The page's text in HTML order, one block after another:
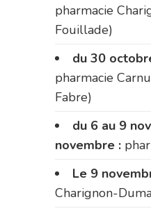
pharmacie
Fouillade)
du 30
pharmacie
Fabre)
du 6 au 9
novembre :
Le 9
Charignon-